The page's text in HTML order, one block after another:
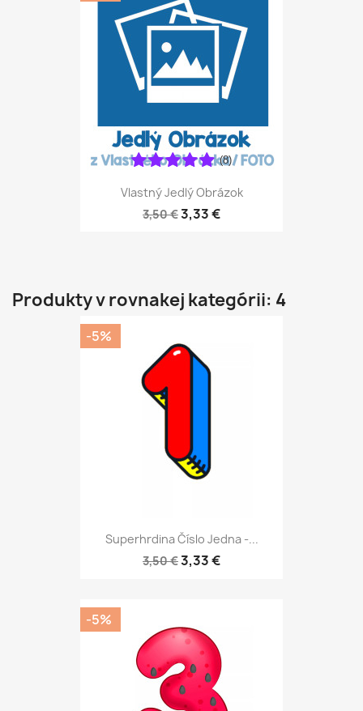
Vlastný Jedlý Obrázok
3,50 €3,33 €
(8)
Produkty v rovnakej kategórii: 4
Superhrdina Číslo Jedna -...
3,50 €3,33 €
-5%
-5%